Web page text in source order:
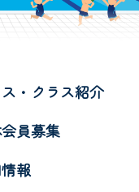
・クラス紹介
員募集
報